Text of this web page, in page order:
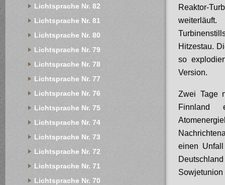
Reaktor-
Hitzestau.
so
Version.
Zwei Tage
Finnland
einen
Sowjetunion
Lichtsprache Nr. 82
Lichtsprache Nr. 81
Lichtsprache Nr. 80
Lichtsprache Nr. 79
Lichtsprache Nr. 78
Lichtsprache Nr. 77
Lichtsprache Nr. 76
Lichtsprache Nr. 75
Lichtsprache Nr. 74
Lichtsprache Nr. 73
Lichtsprache Nr. 72
Lichtsprache Nr. 71
Lichtsprache Nr. 70